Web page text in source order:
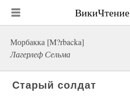
ВикиЧтение
Морбакка [M?rbacka]
Лагерлеф Сельма
Старый солдат